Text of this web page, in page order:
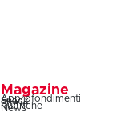
Magazine
Approfondimenti
Snack
Storie
Rubriche
News